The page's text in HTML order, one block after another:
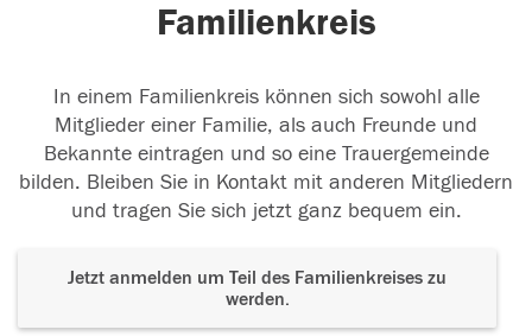
Familienkreis
In einem Familienkreis können sich sowohl alle
Mitglieder einer Familie, als auch Freunde und
Bekannte eintragen und so eine Trauergemeinde
bilden. Bleiben Sie in Kontakt mit anderen Mitgliedern
und tragen Sie sich jetzt ganz bequem ein.
Jetzt anmelden um Teil des Familienkreises zu
werden.